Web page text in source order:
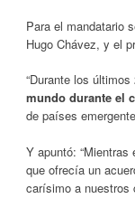
Para el mandatario
Hugo Chávez, y el
“Durante los últimos
mundo durante el
de países
Y apuntó:
que ofrecía un
carísimo a nuestros